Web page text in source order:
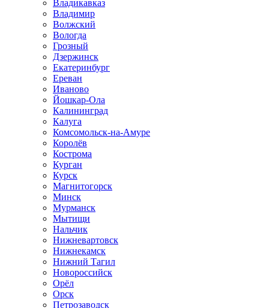
Владикавказ
Владимир
Волжский
Вологда
Грозный
Дзержинск
Екатеринбург
Ереван
Иваново
Йошкар-Ола
Калининград
Калуга
Комсомольск-на-Амуре
Королёв
Кострома
Курган
Курск
Магнитогорск
Минск
Мурманск
Мытищи
Нальчик
Нижневартовск
Нижнекамск
Нижний Тагил
Новороссийск
Орёл
Орск
Петрозаводск